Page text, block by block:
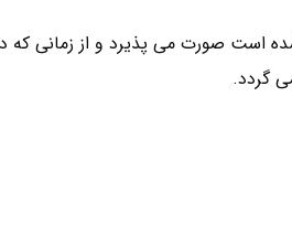
است صورت می پذیرد و از زمانی که
گردد.